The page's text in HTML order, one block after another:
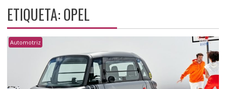
ETIQUETA:OPEL
Automotriz